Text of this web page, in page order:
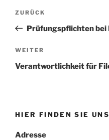
Beitragsnavigation
Vorheriger
Beitrag
ZURÜCK
Prüfungspflichten bei
Nächster
Beitrag
WEITER
Verantwortlichkeit für
HIER FINDEN SIE UNS
Adresse